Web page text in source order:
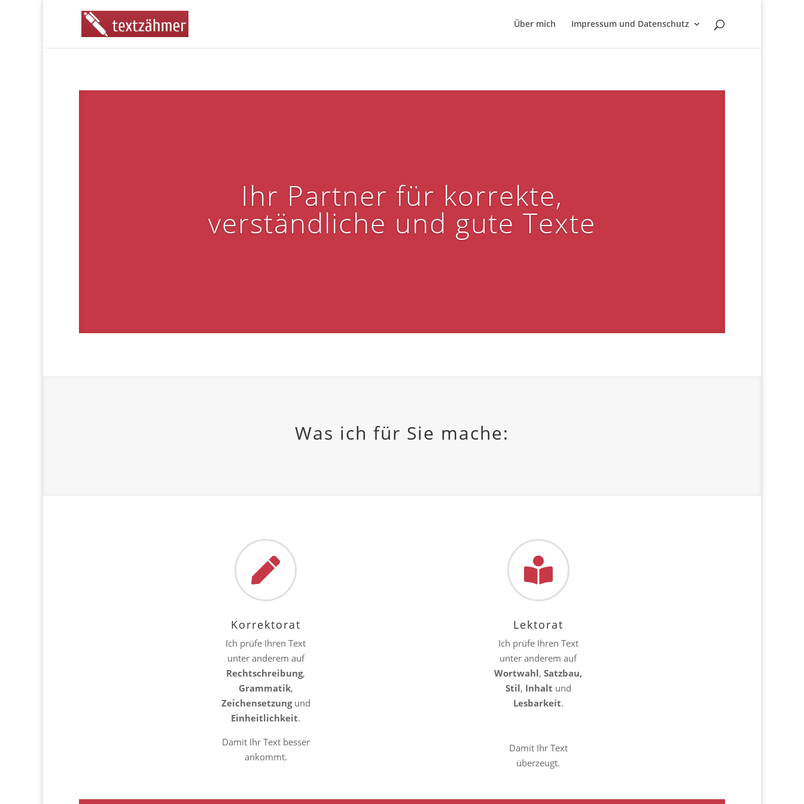
Über mich Impressum und Datenschutz
Ihr Partner für korrekte,
verständliche und gute Texte
Was ich für Sie mache:

Korrektorat
Ich prüfe Ihren Text
unter anderem auf
Rechtschreibung,
Grammatik,
Zeichensetzungund
Einheitlichkeit.
Damit Ihr Text besser
ankommt.

Lektorat
Ich prüfe Ihren Text
unter anderem auf
Wortwahl,Satzbau,
Stil, Inhalt und
Lesbarkeit.
Damit Ihr Text
überzeugt.